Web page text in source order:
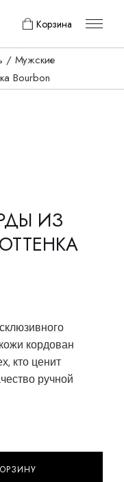
Корзина
Мужские
Bourbon
ИЗ
кордован
кто ценит
ручной
оттенка